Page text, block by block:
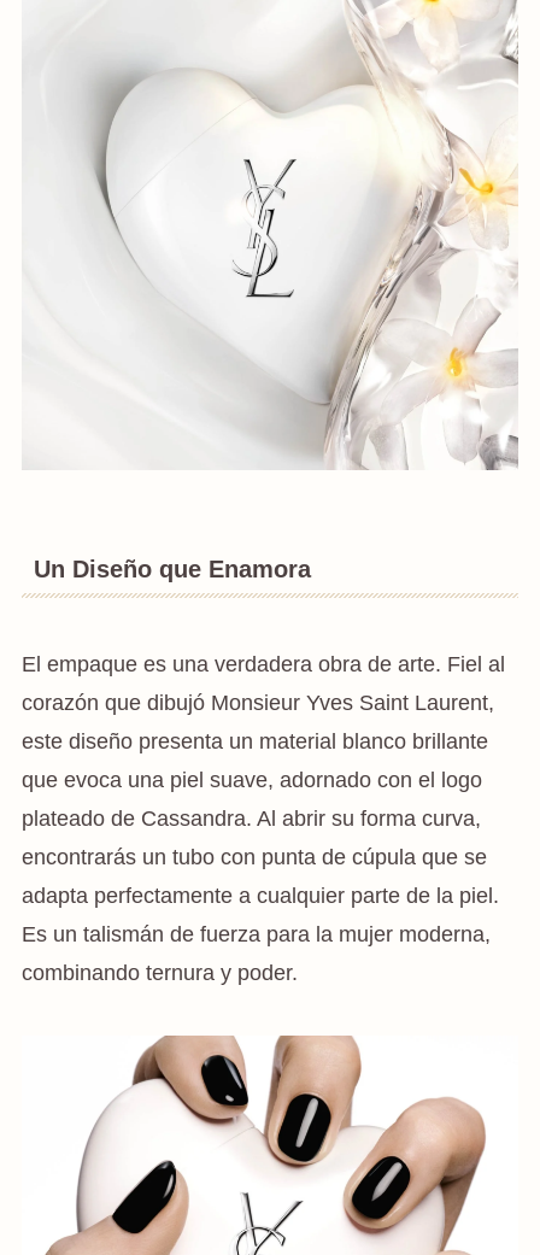
Un Diseño que Enamora
El empaque es una verdadera obra de arte. Fiel al
corazón que dibujó Monsieur Yves Saint Laurent,
este diseño presenta un material blanco brillante
que evoca una piel suave, adornado con el logo
plateado de Cassandra. Al abrir su forma curva,
encontrarás un tubo con punta de cúpula que se
adapta perfectamente a cualquier parte de la piel.
Es un talismán de fuerza para la mujer moderna,
combinando ternura y poder.